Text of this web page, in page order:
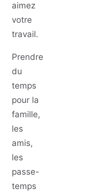
aimez
votre
travail.
Prendre
du
temps
pour la
famille,
les
amis,
les
passe-
temps